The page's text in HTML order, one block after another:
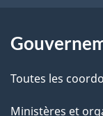
a
g
e
a
t
i
Toutes les
Ministères et